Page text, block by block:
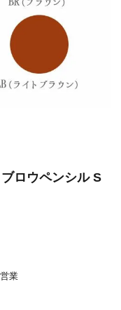
ロウペンシル S
業